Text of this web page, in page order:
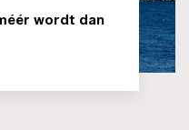
wordt dan